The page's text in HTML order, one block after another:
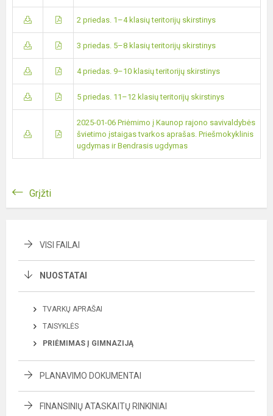
2 priedas. 1–4 klasių teritorijų skirstinys
3 priedas. 5–8 klasių teritorijų skirstinys
4 priedas. 9–10 klasių teritorijų skirstinys
5 priedas. 11–12 klasių teritorijų skirstinys
2025-01-06 Priėmimo į Kaunop rajono savivaldybės
švietimo įstaigas tvarkos aprašas. Priešmokyklinis
ugdymas ir Bendrasis ugdymas
Grįžti
VISI FAILAI
NUOSTATAI
TVARKŲ APRAŠAI
TAISYKLĖS
PRIĖMIMAS Į GIMNAZIJĄ
PLANAVIMO DOKUMENTAI
FINANSINIŲ ATASKAITŲ RINKINIAI